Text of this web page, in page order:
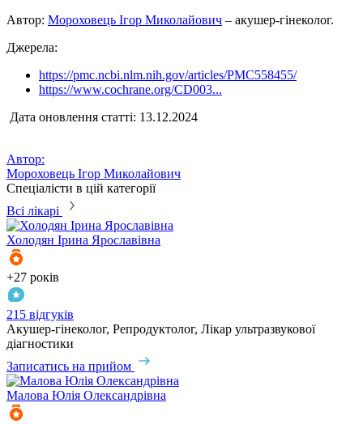
Автор: Мороховець Ігор Миколайович – акушер-гінеколог.
Джерела:
https://pmc.ncbi.nlm.nih.gov/articles/PMC558455/
https://www.cochrane.org/CD003...
Дата оновлення статті: 13.12.2024
Автор:
Мороховець Ігор Миколайович
Спеціалісти в цій категорії
Всі лікарі
Холодян Ірина Ярославівна
+27 років
215 відгуків
Акушер-гінеколог, Репродуктолог, Лікар ультразвукової
діагностики
Записатись на прийом
Малова Юлія Олександрівна